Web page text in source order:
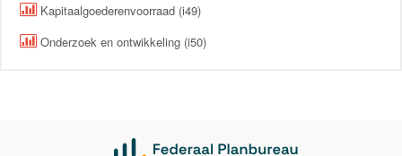
Kapitaalgoederenvoorraad (i49)
Onderzoek en ontwikkeling (i50)